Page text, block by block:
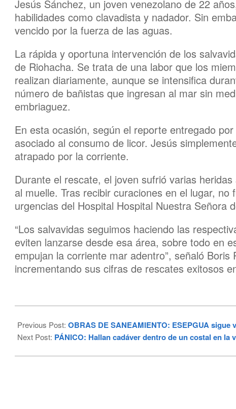
Jesús Sánchez, un joven venezolano de 22
habilidades como clavadista y nadador. Sin
vencido por la fuerza de las aguas.
La rápida y oportuna intervención de los
de Riohacha. Se trata de una labor que los
realizan diariamente, aunque se intensifica
número de bañistas que ingresan al mar sin
embriaguez.
En esta ocasión, según el reporte entregado
asociado al consumo de licor. Jesús
atrapado por la corriente.
Durante el rescate, el joven sufrió varias
al muelle. Tras recibir curaciones en el lugar,
urgencias del Hospital Hospital Nuestra Señora
“Los salvavidas seguimos haciendo las
eviten lanzarse desde esa área, sobre todo en
empujan la corriente mar adentro”, señaló
incrementando sus cifras de rescates exitosos
05-
18
Previous Post: OBRAS DE SANEAMIENTO: ESEPGUA
Next Post: PÁNICO: Hallan cadáver dentro de un costal en la